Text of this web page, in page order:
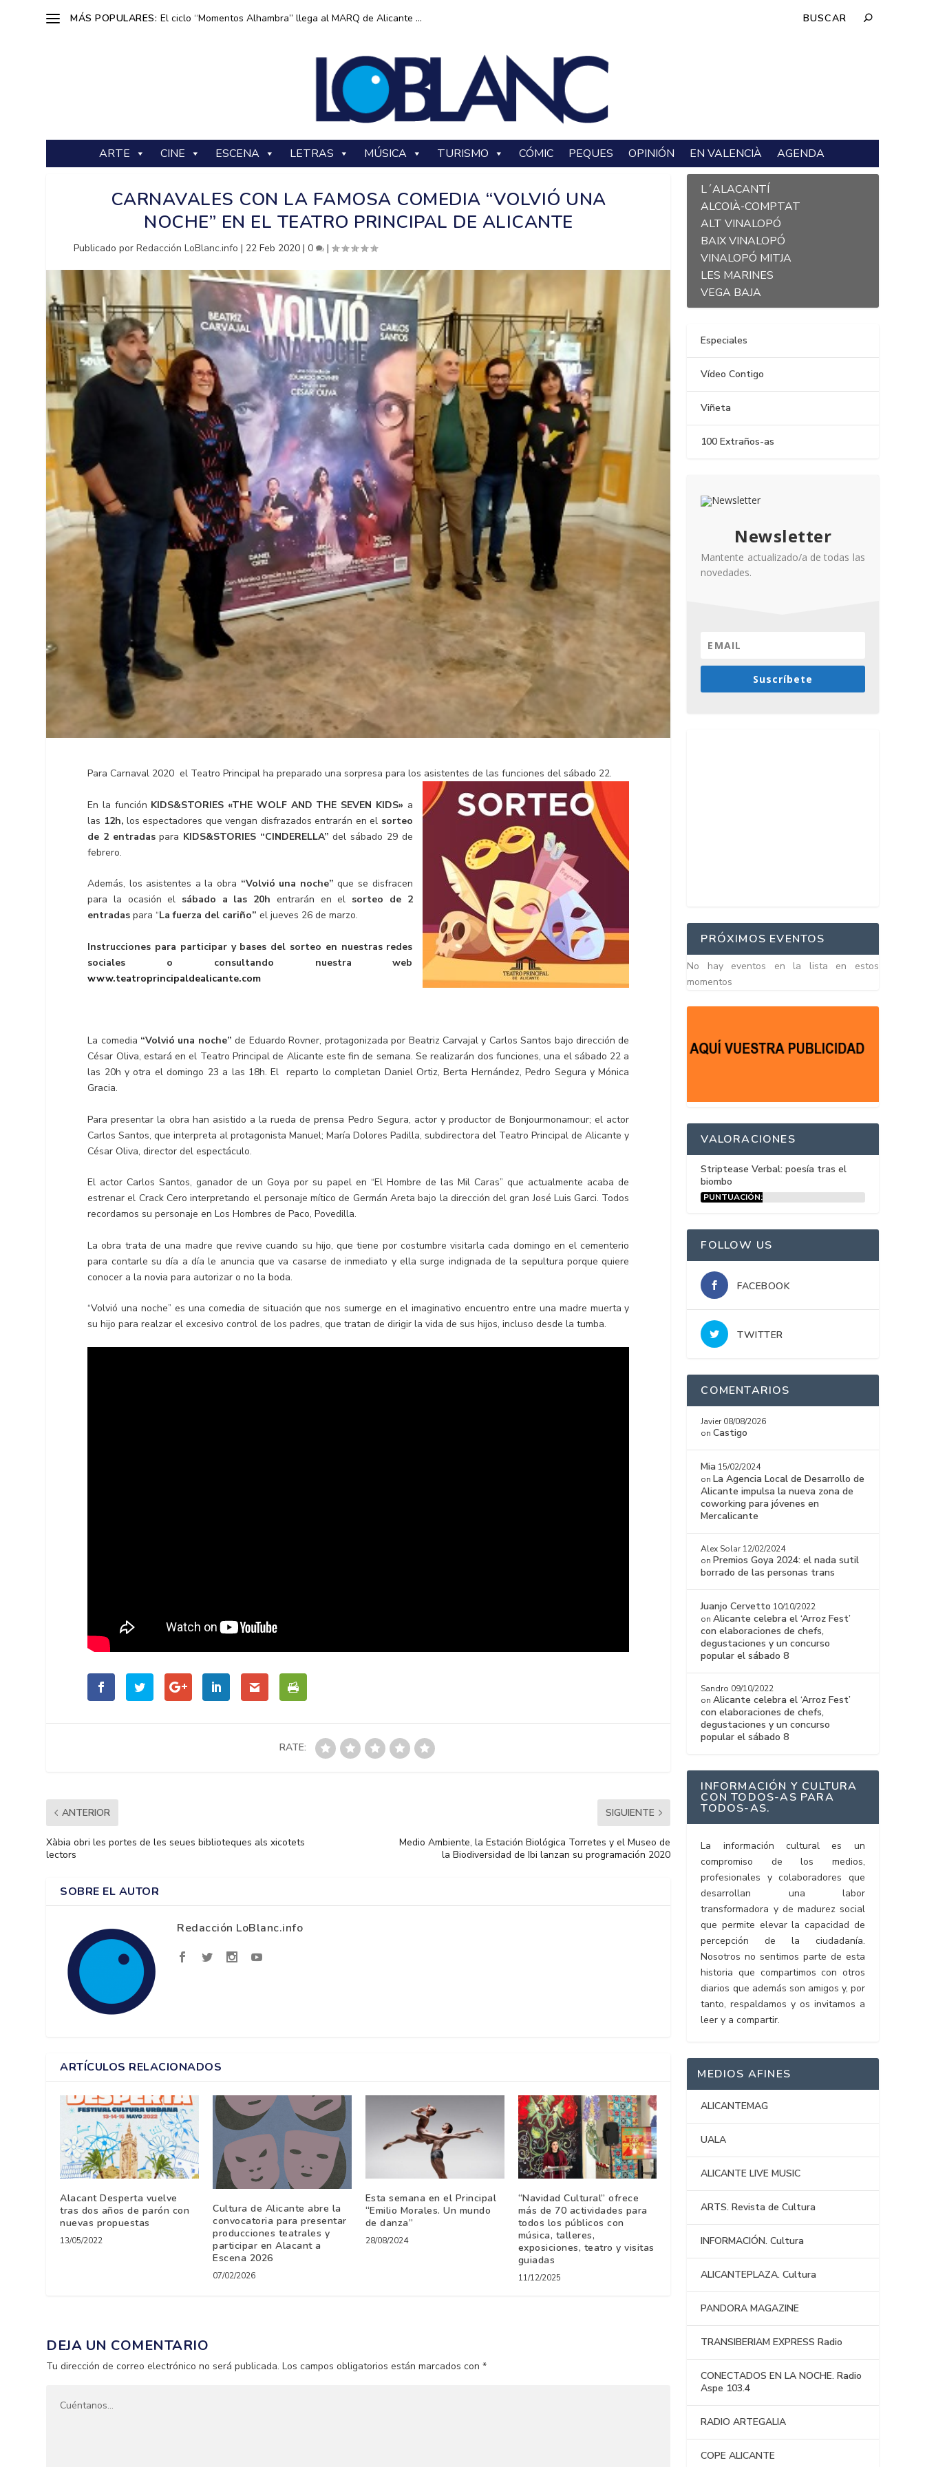
MÁS POPULARES: El ciclo “Momentos Alhambra” llega al MARQ de Alicante ...
ARTE CINE ESCENA LETRAS MÚSICA TURISMO CÓMIC PEQUES OPINIÓN EN VALENCIÀ AGENDA
CARNAVALES CON LA FAMOSA COMEDIA “VOLVIÓ UNA
NOCHE” EN EL TEATRO PRINCIPAL DE ALICANTE
Publicado porRedacción LoBlanc.info | 22 Feb 2020 |0 |
Para Carnaval 2020 el Teatro Principal ha preparado una sorpresa para los asistentes de las funciones del sábado 22.
En la función KIDS&STORIES «THE WOLF AND THE SEVEN KIDS» a
las 12h, los espectadores que vengan disfrazados entrarán en el sorteo
de 2 entradaspara KIDS&STORIES “CINDERELLA”del sábado 29 de
febrero.
Además, los asistentes a la obra “Volvió una noche” que se disfracen
para la ocasión el sábado a las 20h entrarán en el sorteo de 2
entradas para “La fuerza del cariño” el jueves 26 de marzo.
Instrucciones para participar y bases del sorteo en nuestras redes
sociales o consultando nuestra web
www.teatroprincipaldealicante.com
La comedia “Volvió una noche”de Eduardo Rovner, protagonizada por Beatriz Carvajal y Carlos Santos bajo dirección de
César Oliva, estará en el Teatro Principal de Alicante este fin de semana. Se realizarán dos funciones, una el sábado 22 a
las 20h y otra el domingo 23 a las 18h. El reparto lo completan Daniel Ortiz, Berta Hernández, Pedro Segura y Mónica
Gracia.
Para presentar la obra han asistido a la rueda de prensa Pedro Segura, actor y productor de Bonjourmonamour; el actor
Carlos Santos, que interpreta al protagonista Manuel; María Dolores Padilla, subdirectora del Teatro Principal de Alicante y
César Oliva, director del espectáculo.
El actor Carlos Santos, ganador de un Goya por su papel en “El Hombre de las Mil Caras” que actualmente acaba de
estrenar el Crack Cero interpretando el personaje mítico de Germán Areta bajo la dirección del gran José Luis Garci. Todos
recordamos su personaje en Los Hombres de Paco, Povedilla.
La obra trata de una madre que revive cuando su hijo, que tiene por costumbre visitarla cada domingo en el cementerio
para contarle su día a día le anuncia que va casarse de inmediato y ella surge indignada de la sepultura porque quiere
conocer a la novia para autorizar o no la boda.
“Volvió una noche” es una comedia de situación que nos sumerge en el imaginativo encuentro entre una madre muerta y
su hijo para realzar el excesivo control de los padres, que tratan de dirigir la vida de sus hijos, incluso desde la tumba.
RATE:
ANTERIOR
Xàbia obri les portes de les seues biblioteques als xicotets
lectors
SIGUIENTE
Medio Ambiente, la Estación Biológica Torretes y el Museo de
la Biodiversidad de Ibi lanzan su programación 2020
SOBRE EL AUTOR
Redacción LoBlanc.info
ARTÍCULOS RELACIONADOS
Alacant Desperta vuelve
tras dos años de parón con
nuevas propuestas
13/05/2022
Cultura de Alicante abre la
convocatoria para presentar
producciones teatrales y
participar en Alacant a
Escena 2026
07/02/2026
Esta semana en el Principal
“Emilio Morales. Un mundo
de danza”
28/08/2024
“Navidad Cultural” ofrece
más de 70 actividades para
todos los públicos con
música, talleres,
exposiciones, teatro y visitas
guiadas
11/12/2025
DEJA UN COMENTARIO
Tu dirección de correo electrónico no será publicada. Los campos obligatorios están marcados con*
L´ALACANTÍ
ALCOIÀ-COMPTAT
ALT VINALOPÓ
BAIX VINALOPÓ
VINALOPÓ MITJA
LES MARINES
VEGA BAJA
Especiales
Vídeo Contigo
Viñeta
100 Extraños-as
Newsletter
Mantente actualizado/a de todas las
novedades.
Suscríbete
PRÓXIMOS EVENTOS
No hay eventos en la lista en estos
momentos
VALORACIONES
Striptease Verbal: poesía tras el
biombo
PUNTUACIÓN:
FOLLOW US
FACEBOOK
TWITTER
COMENTARIOS
Javier 08/08/2026
onCastigo
Mia 15/02/2024
on La Agencia Local de Desarrollo de
Alicante impulsa la nueva zona de
coworking para jóvenes en
Mercalicante
Alex Solar 12/02/2024
on Premios Goya 2024: el nada sutil
borrado de las personas trans
Juanjo Cervetto 10/10/2022
onAlicante celebra el ‘Arroz Fest’
con elaboraciones de chefs,
degustaciones y un concurso
popular el sábado 8
Sandro 09/10/2022
onAlicante celebra el ‘Arroz Fest’
con elaboraciones de chefs,
degustaciones y un concurso
popular el sábado 8
INFORMACIÓN Y CULTURA
CON TODOS-AS PARA
TODOS-AS.
La información cultural es un
compromiso de los medios,
profesionales y colaboradores que
desarrollan una labor
transformadora y de madurez social
que permite elevar la capacidad de
percepción de la ciudadanía.
Nosotros no sentimos parte de esta
historia que compartimos con otros
diarios que además son amigos y, por
tanto, respaldamos y os invitamos a
leer y a compartir.
MEDIOS AFINES
ALICANTEMAG
UALA
ALICANTE LIVE MUSIC
ARTS. Revista de Cultura
INFORMACIÓN. Cultura
ALICANTEPLAZA. Cultura
PANDORA MAGAZINE
TRANSIBERIAM EXPRESS Radio
CONECTADOS EN LA NOCHE. Radio
Aspe 103.4
RADIO ARTEGALIA
COPE ALICANTE